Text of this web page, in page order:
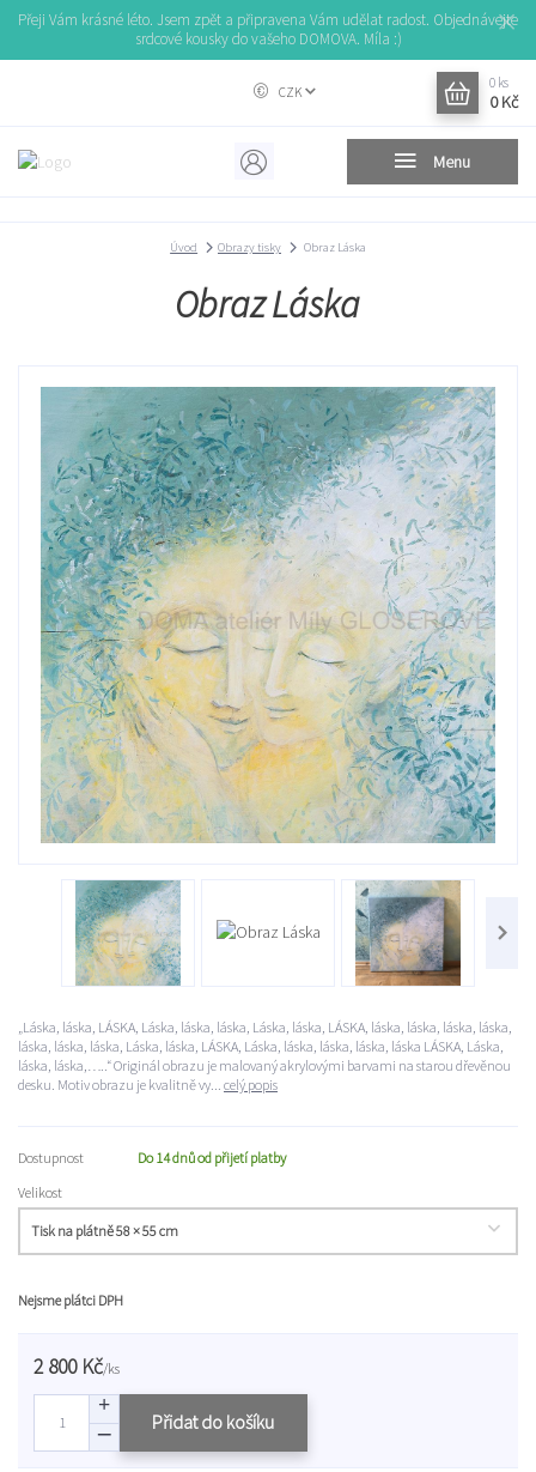
Přeji Vám krásné léto. Jsem zpět a připravena Vám udělat radost. Objednávejte
srdcové kousky do vašeho DOMOVA. Míla :)
Menu
CZK
0 ks
0 Kč
Úvod Obrazy tisky Obraz Láska
Obraz Láska
„Láska, láska, LÁSKA, Láska, láska, láska, Láska, láska, LÁSKA, láska, láska, láska, láska,
láska, láska, láska, Láska, láska, LÁSKA, Láska, láska, láska, láska, láska LÁSKA, Láska,
láska, láska,…..“ Originál obrazu je malovaný akrylovými barvami na starou dřevěnou
desku. Motiv obrazu je kvalitně vy... celý popis
Dostupnost
Do 14 dnů od přijetí platby
Velikost
Nejsme plátci DPH
2 800 Kč/ks
Přidat do košíku